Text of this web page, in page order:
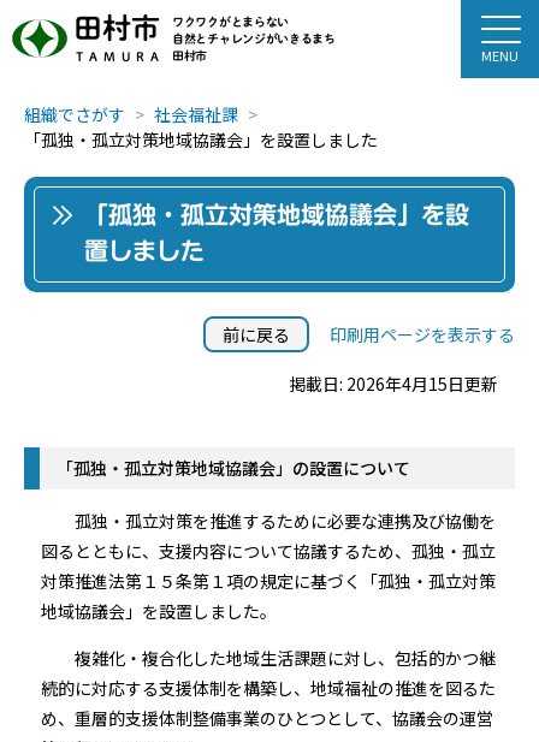
田村市
TAMURA
ワクワクがとまらない
自然とチャレンジがいきるまち
田村市
組織でさがす
社会福祉課
「孤独・孤立対策地域協議会」を設置しました
「孤独・孤立対策地域協議会」を設
置しました
前に戻る 印刷用ページを表示する
掲載日: 2026年4月15日更新
「孤独・孤立対策地域協議会」の設置について
孤独・孤立対策を推進するために必要な連携及び協働を
図るとともに、支援内容について協議するため、孤独・孤立
対策推進法第１５条第１項の規定に基づく「孤独・孤立対策
地域協議会」を設置しました。
複雑化・複合化した地域生活課題に対し、包括的かつ継
続的に対応する支援体制を構築し、地域福祉の推進を図るた
め、重層的支援体制整備事業のひとつとして、協議会の運営